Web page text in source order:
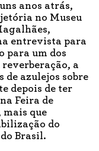
anos atrás,
no Museu
entrevista para
para um dos
a
azulejos sobre
depois de ter
Feira de
mais que
do
Brasil.